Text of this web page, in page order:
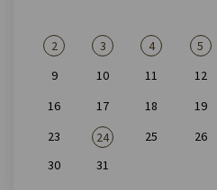
2
3 4 5
9
10 11 12
16
17 18 19
23
24 25 26
30
31